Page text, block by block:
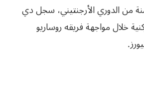
من الدوري الأرجنتيني، سجل دي
خلال مواجهة فريقه روساريو